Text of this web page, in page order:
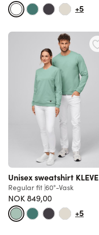
+5
Unisex sweatshirt KLEVE
Regular fit 60°-Vask
NOK 849,00
+5